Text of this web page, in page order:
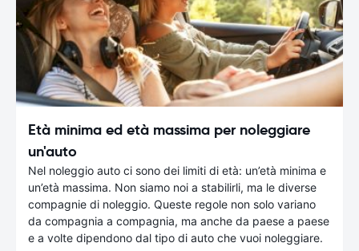
Età minima ed età massima per noleggiare
un'auto
Nel noleggio auto ci sono dei limiti di età: un’età minima e
un’età massima. Non siamo noi a stabilirli, ma le diverse
compagnie di noleggio. Queste regole non solo variano
da compagnia a compagnia, ma anche da paese a paese
e a volte dipendono dal tipo di auto che vuoi noleggiare.